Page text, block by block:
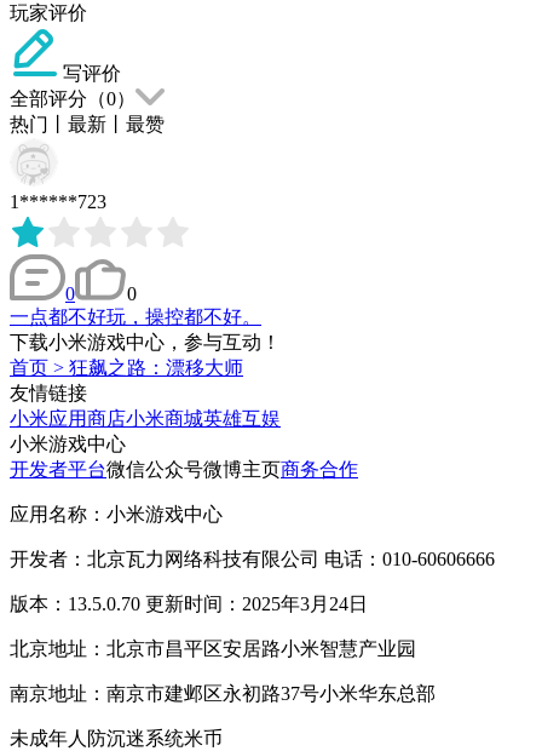
玩家评价
写评价
全部评分（0）
热门
最新 最赞
1******723
0
0
一点都不好玩，操控都不好。
下载小米游戏中心，参与互动！
首页 > 狂飙之路：漂移大师
友情链接
小米应用商店小米商城英雄互娱
小米游戏中心
开发者平台微信公众号微博主页商务合作
应用名称：小米游戏中心
开发者：北京瓦力网络科技有限公司 电话：010-60606666
版本：13.5.0.70 更新时间：2025年3月24日
北京地址：北京市昌平区安居路小米智慧产业园
南京地址：南京市建邺区永初路37号小米华东总部
未成年人防沉迷系统米币